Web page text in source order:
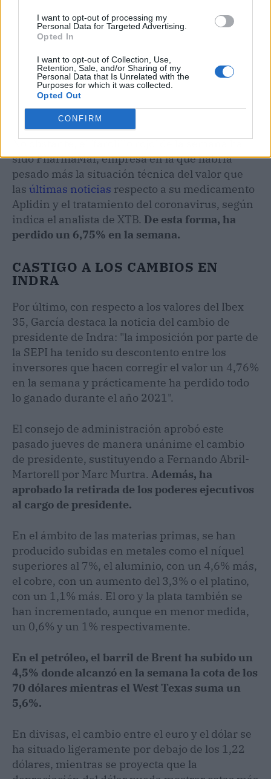
I want to opt-out of processing my
Personal Data for Targeted Advertising.
Opted In
I want to opt-out of Collection, Use,
Retention, Sale, and/or Sharing of my
Personal Data that Is Unrelated with the
Purposes for which it was collected.
Opted Out
CONFIRM
No obstante, el 'farolillo rojo' de la semana ha
sido PharmaMar, empresa en la que habría
pesado más la situación técnica del valor que
las últimas noticias respecto a su medicamento
Aplidin y el tratamiento del coronavirus, según
indica el analista de XTB. De esta forma, ha
perdido un 6,75% en la semana.
CASTIGO A LOS CAMBIOS EN
INDRA
Por último, con respecto a los valores del Ibex
35, García destaca la noticia del cambio de
presidente de Indra: "la imposición por parte de
la SEPI ha tenido su descontento entre los
inversores que hacen corregir el valor un 4,76%
en la semana y prácticamente ha perdido todo
lo ganado durante el año 2021".
El consejo de administración aprobó este
pasado jueves de manera unánime el cambio
de presidente, sustituyendo a Fernando Abril-
Martorell por Marc Murtra. Además, ha
aprobado la retirada de los poderes ejecutivos
al cargo de presidente.
En el ámbito de las materias primas, se han
producido subidas en metales como el níquel
superiores al 7%, el aluminio, con un 4,6% más,
el cobre, con un aumento del 3,3% o el platino,
con un 1,1% más. El oro y la plata también se
han incrementado, aunque en menor medida,
un 0,6% y un 1% respectivamente.
En el petróleo, el barril de Brent ha subido un
4,5% donde alcanzó en la semana la cota de los
70 dólares mientras el West Texas suma un
5,6%.
En divisas, el cambio entre el euro y el dólar se
ha situado ligeramente por debajo de los 1,22
dólares, mientras se proyecta que la